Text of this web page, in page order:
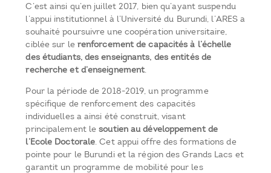
C’est ainsi qu’en juillet 2017, bien qu’ayant suspendu
l’appui institutionnel à l’Université du Burundi, l’ARES a
souhaité poursuivre une coopération universitaire,
ciblée sur le renforcement de capacités à l’échelle
des étudiants, des enseignants, des entités de
recherche et d’enseignement.
Pour la période de 2018-2019, un programme
spécifique de renforcement des capacités
individuelles a ainsi été construit, visant
principalement lesoutien au développement de
l’Ecole Doctorale. Cet appui offre des formations de
pointe pour le Burundi et la région des Grands Lacs et
garantit un programme de mobilité pour les